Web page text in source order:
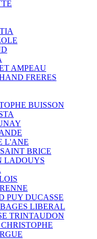
AMPEAU
FRERES
BUISSON
L'ANE
BRICE
LADOUYS
PUY DUCASSE
LIBERAL
TRINTAUDON